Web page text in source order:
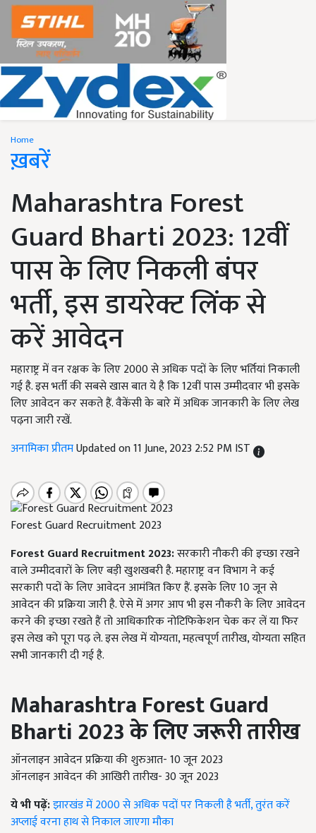
Home
ख़बरें
Maharashtra Forest
Guard Bharti 2023: 12वीं
पास के लिए निकली बंपर
भर्ती, इस डायरेक्ट लिंक से
करें आवेदन
महाराष्ट्र में वन रक्षक के लिए 2000 से अधिक पदों के लिए भर्तियां निकाली
गई है. इस भर्ती की सबसे खास बात ये है कि 12वीं पास उम्मीदवार भी इसके
लिए आवेदन कर सकते हैं. वैकेंसी के बारे में अधिक जानकारी के लिए लेख
पढ़ना जारी रखें.
अनामिका प्रीतमUpdated on 11 June, 2023 2:52 PM IST
Forest Guard Recruitment 2023
Forest Guard Recruitment2023:सरकारी नौकरी की इच्छा रखने
वाले उम्मीदवारों के लिए बड़ी खुशखबरी है. महाराष्ट्र वन विभाग ने कई
सरकारी पदों के लिए आवेदन आमंत्रित किए हैं. इसके लिए 10 जून से
आवेदन की प्रक्रिया जारी है. ऐसे में अगर आप भी इस नौकरी के लिए आवेदन
करने की इच्छा रखते हैं तो आधिकारिक नोटिफिकेशन चेक कर लें या फिर
इस लेख को पूरा पढ़ ले. इस लेख में योग्यता, महत्वपूर्ण तारीख, योग्यता सहित
सभी जानकारी दी गई है.
Maharashtra Forest Guard
Bharti 2023के लिए जरूरी तारीख
ऑनलाइन आवेदन प्रक्रिया की शुरुआत- 10 जून 2023
ऑनलाइन आवेदन की आखिरी तारीख- 30 जून 2023
ये भी पढ़ें:झारखंड में 2000 से अधिक पदों पर निकली है भर्ती, तुरंत करें
अप्लाई वरना हाथ से निकाल जाएगा मौका